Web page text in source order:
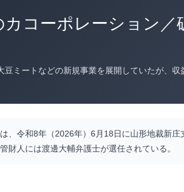
カコーポレーション／
ミートなどの新規事業を展開していたが、収
、令和8年（2026年）6月18日に山形地裁新庄
財人には渡邊大輔弁護士が選任されている。